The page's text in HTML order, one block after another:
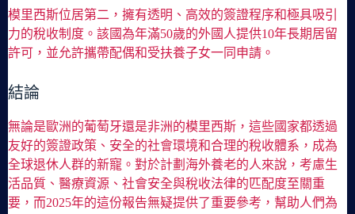
模里西斯位居第二，擁有透明、高效的簽證程序和極具吸引
力的稅收制度。該國為年滿50歲的外國人提供10年長期居留
許可，並允許攜帶配偶和受扶養子女一同申請。
結論
無論是歐洲的葡萄牙還是非洲的模里西斯，這些國家都透過
友好的簽證政策、安全的社會環境和合理的稅收體系，成為
全球退休人群的新寵。對於計劃海外養老的人來說，考慮生
活品質、醫療資源、社會安全與稅收法律的匹配度至關重
要，而2025年的這份報告無疑提供了重要參考，幫助人們為